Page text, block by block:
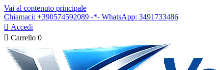
Vai al contenuto principale
Chiamaci: +390574592089 -*- WhatsApp: 3491733486
 Accedi
 Carrello 0